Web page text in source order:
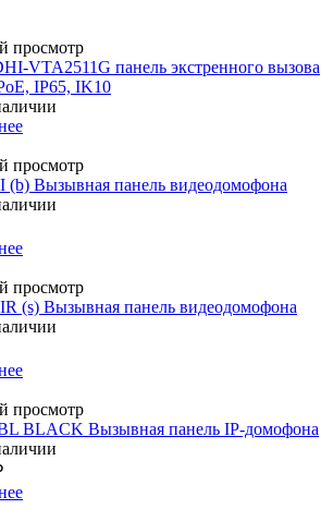
просмотр
VTA2511G панель экстренного вызова
IP65, IK10
просмотр
(b) Вызывная панель видеодомофона
просмотр
(s) Вызывная панель видеодомофона
просмотр
BLACK Вызывная панель IP-домофона